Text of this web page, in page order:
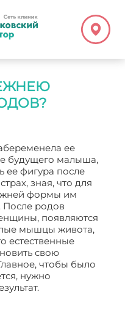
ее
будущего малыша,
ее фигура после
зная, что для
формы им
После родов
появляются
мышцы живота,
естественные
свою
чтобы было
нужно